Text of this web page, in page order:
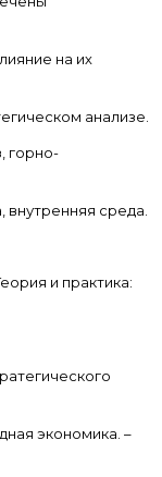
на их
анализе.
горно-
среда.
и практика:
экономика. –